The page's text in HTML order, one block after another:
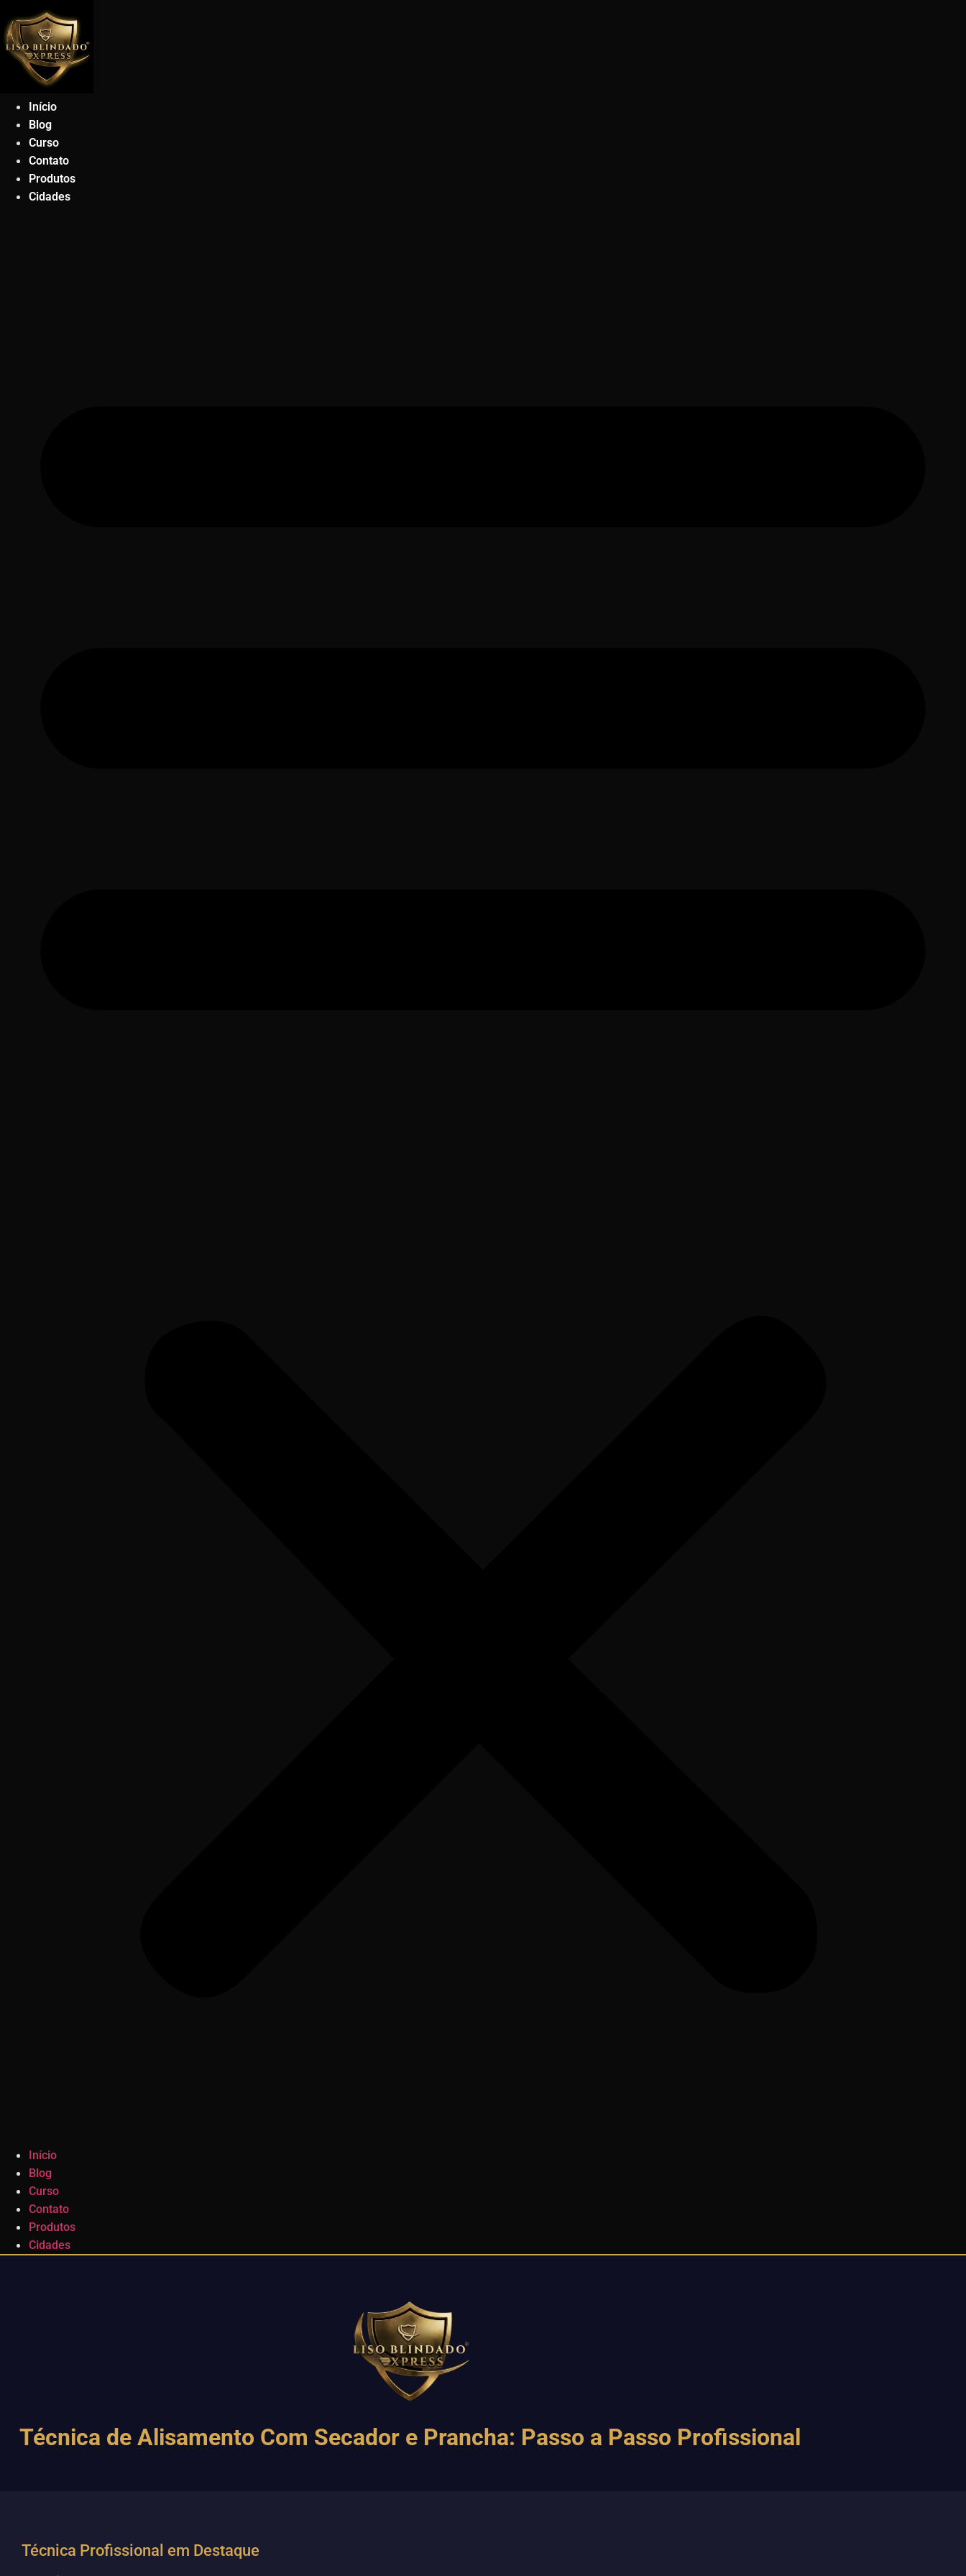
para
o
conteúdo
Início
Blog
Curso
Contato
Produtos
Cidades
Início
Blog
Curso
Contato
Produtos
Cidades
Técnica de Alisamento Com Secador e Prancha: Passo a Passo Profissional
Técnica Profissional em Destaque